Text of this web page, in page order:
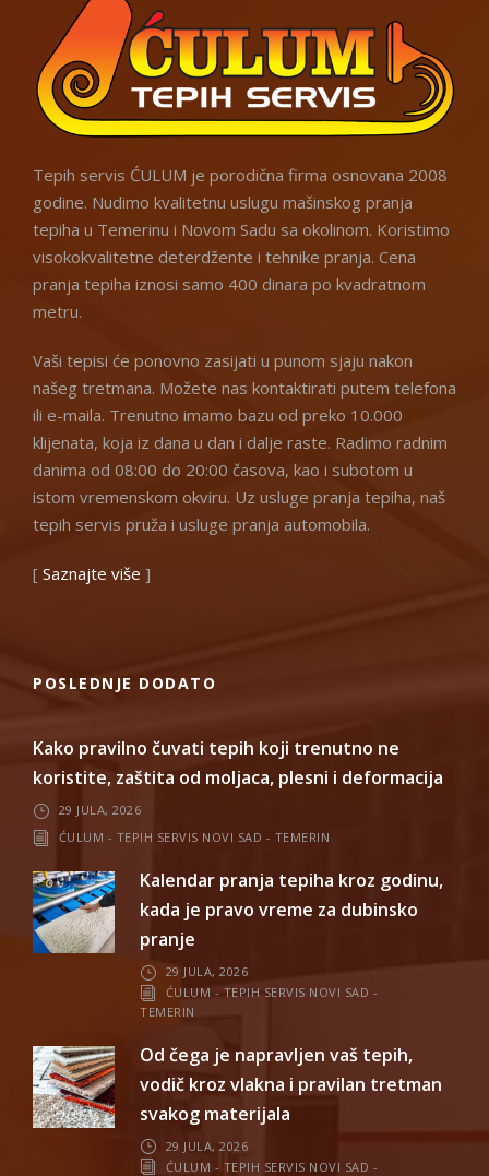
Tepih servis ĆULUM je porodična firma osnovana 2008
godine. Nudimo kvalitetnu uslugu mašinskog pranja
tepiha u Temerinu i Novom Sadu sa okolinom. Koristimo
visokokvalitetne deterdžente i tehnike pranja. Cena
pranja tepiha iznosi samo 400 dinara po kvadratnom
metru.
Vaši tepisi će ponovno zasijati u punom sjaju nakon
našeg tretmana. Možete nas kontaktirati putem telefona
ili e-maila. Trenutno imamo bazu od preko 10.000
klijenata, koja iz dana u dan i dalje raste. Radimo radnim
danima od 08:00 do 20:00 časova, kao i subotom u
istom vremenskom okviru. Uz usluge pranja tepiha, naš
tepih servis pruža i usluge pranja automobila.
[ Saznajte više ]
POSLEDNJE DODATO
Kako pravilno čuvati tepih koji trenutno ne
koristite, zaštita od moljaca, plesni i deformacija
29 JULA, 2026
ĆULUM - TEPIH SERVIS NOVI SAD - TEMERIN
Kalendar pranja tepiha kroz godinu,
kada je pravo vreme za dubinsko
pranje
29 JULA, 2026
ĆULUM - TEPIH SERVIS NOVI SAD -
TEMERIN
Od čega je napravljen vaš tepih,
vodič kroz vlakna i pravilan tretman
svakog materijala
29 JULA, 2026
ĆULUM - TEPIH SERVIS NOVI SAD -